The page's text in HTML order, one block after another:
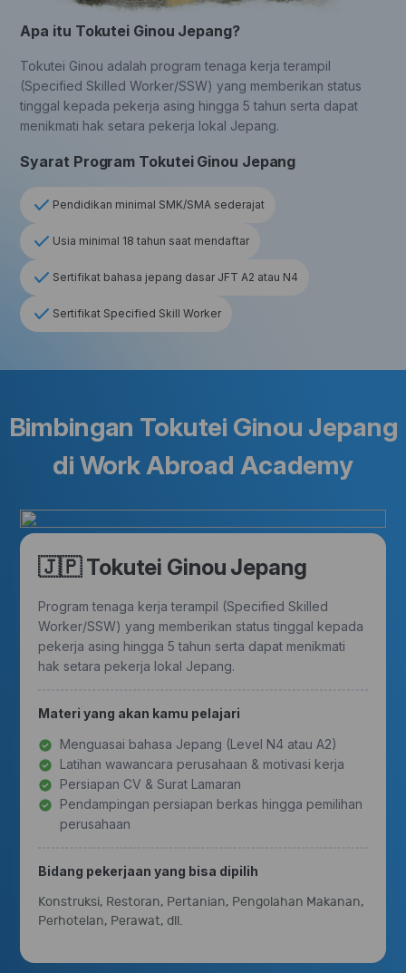
Apa itu Tokutei Ginou Jepang?
Tokutei Ginou adalah program tenaga kerja terampil
(Specified Skilled Worker/SSW) yang memberikan status
tinggal kepada pekerja asing hingga 5 tahun serta dapat
menikmati hak setara pekerja lokal Jepang.
Syarat Program Tokutei Ginou Jepang
Pendidikan minimal SMK/SMA sederajat
Usia minimal 18 tahun saat mendaftar
Sertifikat bahasa jepang dasar JFT A2 atau N4
Sertifikat Specified Skill Worker
Bimbingan Tokutei Ginou Jepang
di Work Abroad Academy
🇯🇵 Tokutei Ginou Jepang
Program tenaga kerja terampil (Specified Skilled
Worker/SSW) yang memberikan status tinggal kepada
pekerja asing hingga 5 tahun serta dapat menikmati
hak setara pekerja lokal Jepang.
Materi yang akan kamu pelajari
Menguasai bahasa Jepang (Level N4 atau A2)
Latihan wawancara perusahaan & motivasi kerja
Persiapan CV & Surat Lamaran
Pendampingan persiapan berkas hingga pemilihan
perusahaan
Bidang pekerjaan yang bisa dipilih
Konstruksi, Restoran, Pertanian, Pengolahan Makanan,
Perhotelan, Perawat, dll.